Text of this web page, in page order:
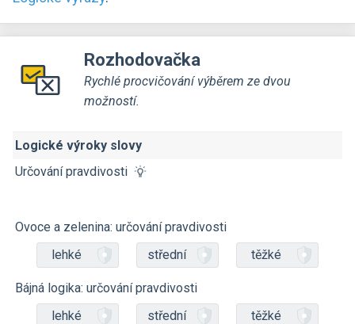
Rozhodovačka
Rychlé procvičování výběrem ze dvou
možností.
Logické výroky slovy
Určování pravdivosti
Ovoce a zelenina: určování pravdivosti
lehké
střední těžké
Bájná logika: určování pravdivosti
lehké
střední těžké